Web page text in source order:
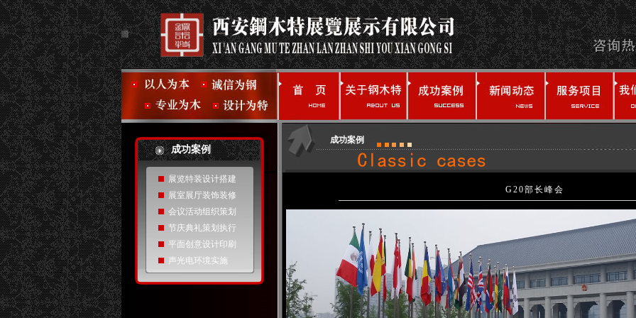
成功案例
展览特装设计搭建
展室展厅装饰装修
会议活动组织策划
节庆典礼策划执行
平面创意设计印刷
声光电环境实施
成功案例
G20部长峰会